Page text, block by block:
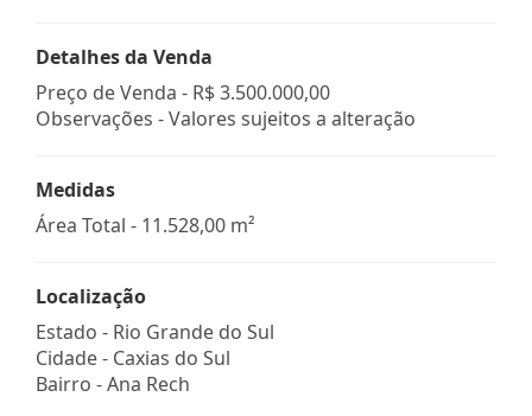
Detalhes da Venda
Preço de Venda - R$ 3.500.000,00
Observações - Valores sujeitos a alteração
Medidas
Área Total - 11.528,00 m²
Localização
Estado - Rio Grande do Sul
Cidade - Caxias do Sul
Bairro -Ana Rech